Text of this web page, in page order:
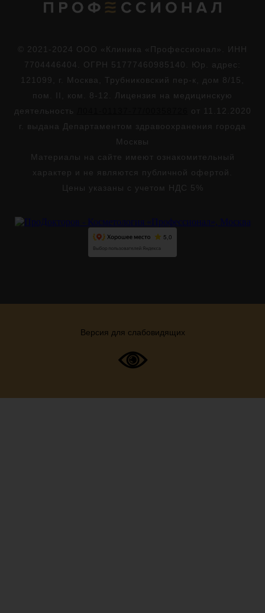
© 2021-2024 ООО «Клиника «Профессионал». ИНН
7704446404. ОГРН 51777460985140. Юр. адрес:
121099, г. Москва, Трубниковский пер-к, дом 8/15,
пом. II, ком. 8-12. Лицензия на медицинскую
деятельность
от 11.12.2020
г. выдана Департаментом здравоохранения города
Москвы
Материалы на сайте имеют ознакомительный
характер и не являются публичной офертой.
Цены указаны с учетом НДС 5%
Версия для слабовидящих